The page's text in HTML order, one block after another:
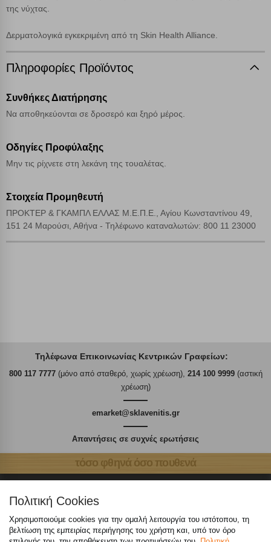
της νύχτας.
Δερματολογικά εγκεκριμένη από τη Skin Health Alliance.
Πληροφορίες Προϊόντος
Συνθήκες Διατήρησης
Να αποθηκεύονται σε δροσερό και ξηρό μέρος.
Οδηγίες Προφύλαξης
Μην τις ρίχνετε στη λεκάνη της τουαλέτας.
Στοιχεία Προμηθευτή
ΠΡΟΚΤΕΡ & ΓΚΑΜΠΛ ΕΛΛΑΣ Μ.Ε.Π.Ε., Αγίου Κωνσταντίνου 49,
151 24 Μαρούσι, Αθήνα - Τηλέφωνο καταναλωτών: 800 11 23000
Τηλέφωνα Επικοινωνίας Κεντρικών Γραφείων:
800 117 7777(μόνο από σταθερό, χωρίς χρέωση), 214 100 9999(αστική
χρέωση)
emarket@sklavenitis.gr
Απαντήσεις σε συχνές ερωτήσεις
τόσο φθηνά όσο πουθενά
Καταστήματα
Πολιτική Cookies
Χρησιμοποιούμε cookies για την ομαλή λειτουργία του ιστότοπου, τη
βελτίωση της εμπειρίας περιήγησης του χρήστη και, υπό τον όρο
Cookies απόδοσης
Απολύτως απαραίτητα cookies
Αποθήκευση ρυθμίσεων
Αποδοχή όλων